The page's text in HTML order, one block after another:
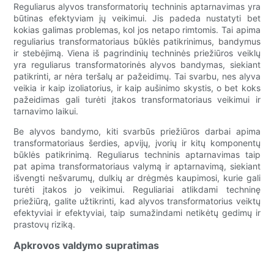
Reguliarus alyvos transformatorių techninis aptarnavimas yra
būtinas efektyviam jų veikimui. Jis padeda nustatyti bet
kokias galimas problemas, kol jos netapo rimtomis. Tai apima
reguliarius transformatoriaus būklės patikrinimus, bandymus
ir stebėjimą. Viena iš pagrindinių techninės priežiūros veiklų
yra reguliarus transformatorinės alyvos bandymas, siekiant
patikrinti, ar nėra teršalų ar pažeidimų. Tai svarbu, nes alyva
veikia ir kaip izoliatorius, ir kaip aušinimo skystis, o bet koks
pažeidimas gali turėti įtakos transformatoriaus veikimui ir
tarnavimo laikui.
Be alyvos bandymo, kiti svarbūs priežiūros darbai apima
transformatoriaus šerdies, apvijų, įvorių ir kitų komponentų
būklės patikrinimą. Reguliarus techninis aptarnavimas taip
pat apima transformatoriaus valymą ir aptarnavimą, siekiant
išvengti nešvarumų, dulkių ar drėgmės kaupimosi, kurie gali
turėti įtakos jo veikimui. Reguliariai atlikdami techninę
priežiūrą, galite užtikrinti, kad alyvos transformatorius veiktų
efektyviai ir efektyviai, taip sumažindami netikėtų gedimų ir
prastovų riziką.
Apkrovos valdymo supratimas